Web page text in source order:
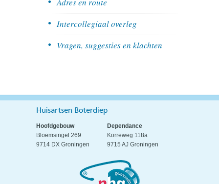
Intercollegiaal overleg
Vragen, suggesties en klachten
Huisartsen Boterdiep
Hoofdgebouw
Bloemsingel 269
9714 DX Groningen
Dependance
Korreweg 118a
9715 AJ Groningen